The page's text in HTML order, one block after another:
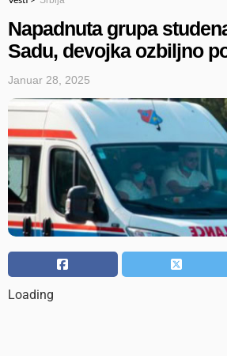
Napadnuta grupa
Sadu, devojka ozbiljno
Januar 28, 2025
Loading